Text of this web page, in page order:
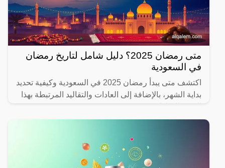
متى رمضان 2025؟ دليل شامل لتاريخ رمضان
في السعودية
اكتشف متى يبدأ رمضان 2025 في السعودية وكيفية تحديد
بداية الشهر، بالإضافة إلى العادات والتقاليد المرتبطة بهذا